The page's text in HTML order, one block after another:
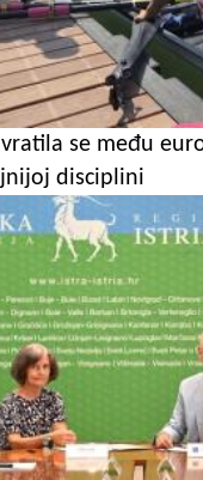
vratila se među
disciplini